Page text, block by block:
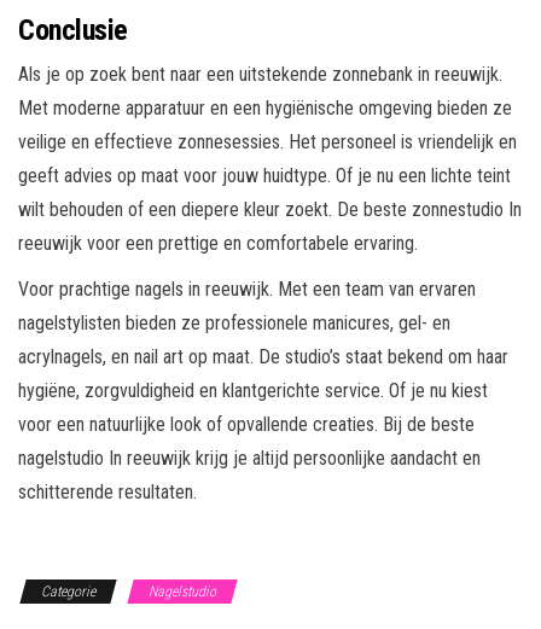
Conclusie
Als je op zoek bent naar een uitstekende zonnebank in reeuwijk.
Met moderne apparatuur en een hygiënische omgeving bieden ze
veilige en effectieve zonnesessies. Het personeel is vriendelijk en
geeft advies op maat voor jouw huidtype. Of je nu een lichte teint
wilt behouden of een diepere kleur zoekt. De beste zonnestudio In
reeuwijk voor een prettige en comfortabele ervaring.
Voor prachtige nagels in reeuwijk. Met een team van ervaren
nagelstylisten bieden ze professionele manicures, gel- en
acrylnagels, en nail art op maat. De studio’s staat bekend om haar
hygiëne, zorgvuldigheid en klantgerichte service. Of je nu kiest
voor een natuurlijke look of opvallende creaties. Bij de beste
nagelstudio In reeuwijk krijg je altijd persoonlijke aandacht en
schitterende resultaten.
Categorie Nagelstudio